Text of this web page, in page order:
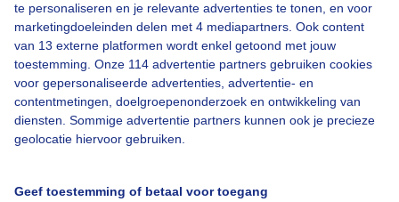
te personaliseren en je relevante advertenties te tonen, en voor
marketingdoeleinden delen met 4 mediapartners. Ook content
van 13 externe platformen wordt enkel getoond met jouw
toestemming. Onze 114 advertentie partners gebruiken cookies
voor gepersonaliseerde advertenties, advertentie- en
contentmetingen, doelgroepenonderzoek en ontwikkeling van
diensten. Sommige advertentie partners kunnen ook je precieze
geolocatie hiervoor gebruiken.
Geef toestemming of betaal voor toegang
Over Buienradar